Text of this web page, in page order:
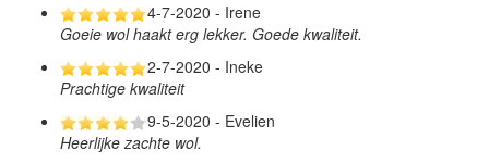
4-7-2020 - Irene
Goeie wol haakt erg lekker. Goede kwaliteit.
2-7-2020 - Ineke
Prachtige kwaliteit
9-5-2020 - Evelien
Heerlijke zachte wol.